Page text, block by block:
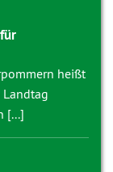
heißt
[...]